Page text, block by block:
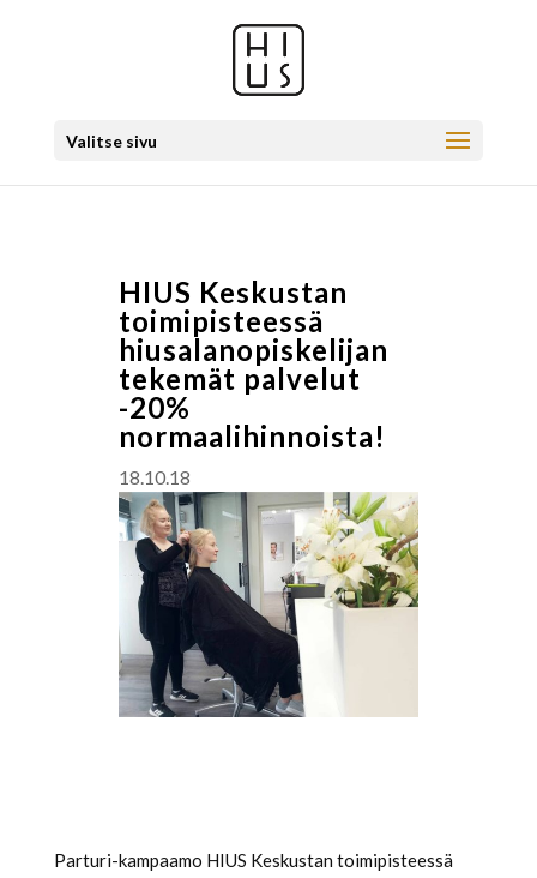
Valitse sivu
HIUS Keskustan
toimipisteessä
hiusalanopiskelijan
tekemät palvelut
-20%
normaalihinnoista!
18.10.18
Parturi-kampaamo HIUS Keskustan toimipisteessä